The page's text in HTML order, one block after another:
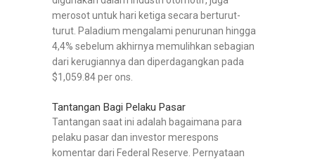
merosot untuk hari ketiga secara berturut-
turut. Paladium mengalami penurunan hingga
4,4% sebelum akhirnya memulihkan sebagian
dari kerugiannya dan diperdagangkan pada
$1,059.84 per ons.
Tantangan Bagi Pelaku Pasar
Tantangan saat ini adalah bagaimana para
pelaku pasar dan investor merespons
komentar dari Federal Reserve. Pernyataan